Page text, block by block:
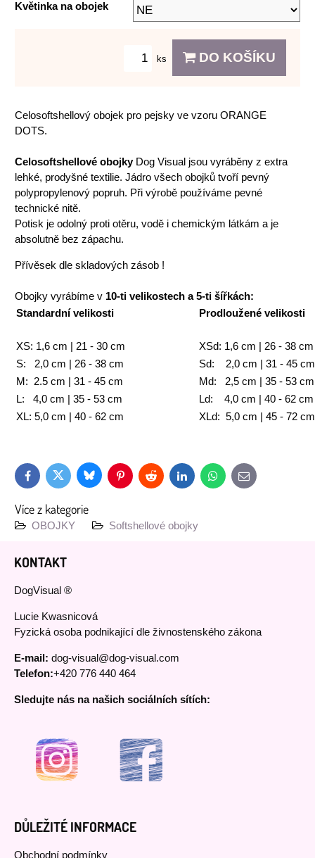
Květinka na obojek
ks DO KOŠÍKU
Celosoftshellový obojek pro pejsky ve vzoru ORANGE
DOTS.
Celosoftshellové obojky Dog Visual jsou vyráběny z extra
lehké, prodyšné textilie. Jádro všech obojků tvoří pevný
polypropylenový popruh. Při výrobě používáme pevné
technické nitě.
Potisk je odolný proti otěru, vodě i chemickým látkám a je
absolutně bez zápachu.
Přívěsek dle skladových zásob !
Obojky vyrábíme v 10-ti velikostech a 5-ti šířkách:
Standardní velikosti
Prodloužené velikosti
XS: 1,6 cm | 21 - 30 cm
XSd: 1,6 cm | 26 - 38 cm
S: 2,0 cm | 26 - 38 cm
Sd: 2,0 cm | 31 - 45 cm
M: 2.5 cm | 31 - 45 cm
Md: 2,5 cm | 35 - 53 cm
L: 4,0 cm | 35 - 53 cm
Ld: 4,0 cm | 40 - 62 cm
XL: 5,0 cm | 40 - 62 cm
XLd: 5,0 cm | 45 - 72 cm
FacebookTwitter BlueskyPinterestReddit LinkedInWhatsApp
E-
mail
Více z kategorie
OBOJKY Softshellové obojky
KONTAKT
DogVisual ®
Lucie Kwasnicová
Fyzická osoba podnikající dle živnostenského zákona
E-mail: dog-visual@dog-visual.com
Telefon:+420 776 440 464
Sledujte nás na našich sociálních sítích:
DŮLEŽITÉ INFORMACE
Obchodní podmínky